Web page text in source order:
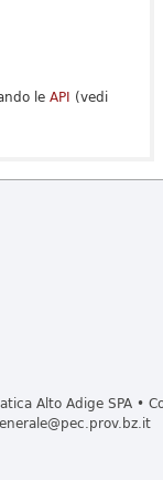
le API (vedi
Alto Adige SPA •